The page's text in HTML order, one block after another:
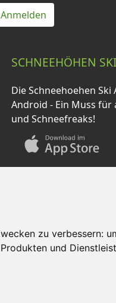
zu verbessern:
und
Anmelden
SCHNEEHÖHEN
Die Schneehoehen Ski
Android - Ein Muss
und Schneefreaks!
FAQ Newsletter